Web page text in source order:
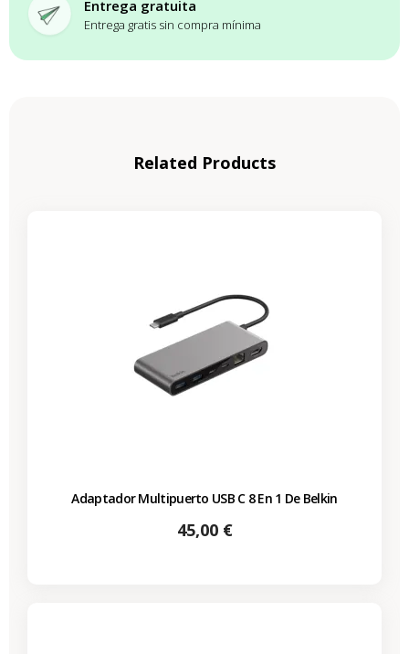
Entrega gratuita
Entrega gratis sin compra mínima
Related Products
Adaptador Multipuerto USB C 8 En 1 De Belkin
Precio
45,00 €